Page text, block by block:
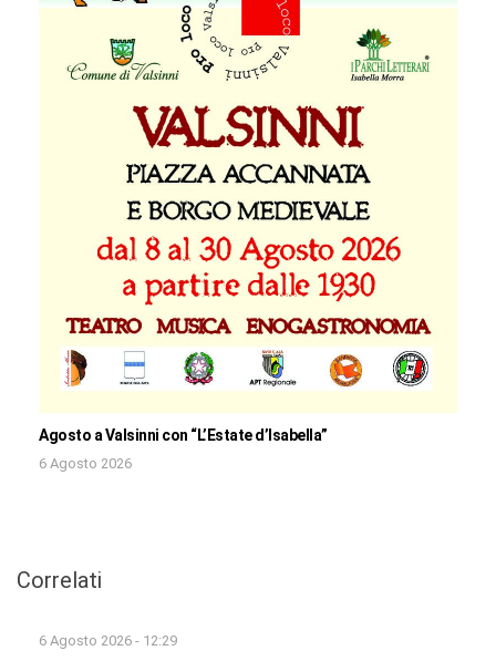
Agosto a Valsinni con “L’Estate d’Isabella”
6 Agosto 2026
Correlati
6 Agosto 2026 - 12:29